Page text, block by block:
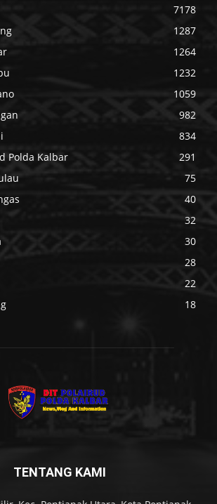
7178
1287
1264
1232
1059
982
834
Polda Kalbar
291
75
40
32
30
28
22
18
TENTANG KAMI